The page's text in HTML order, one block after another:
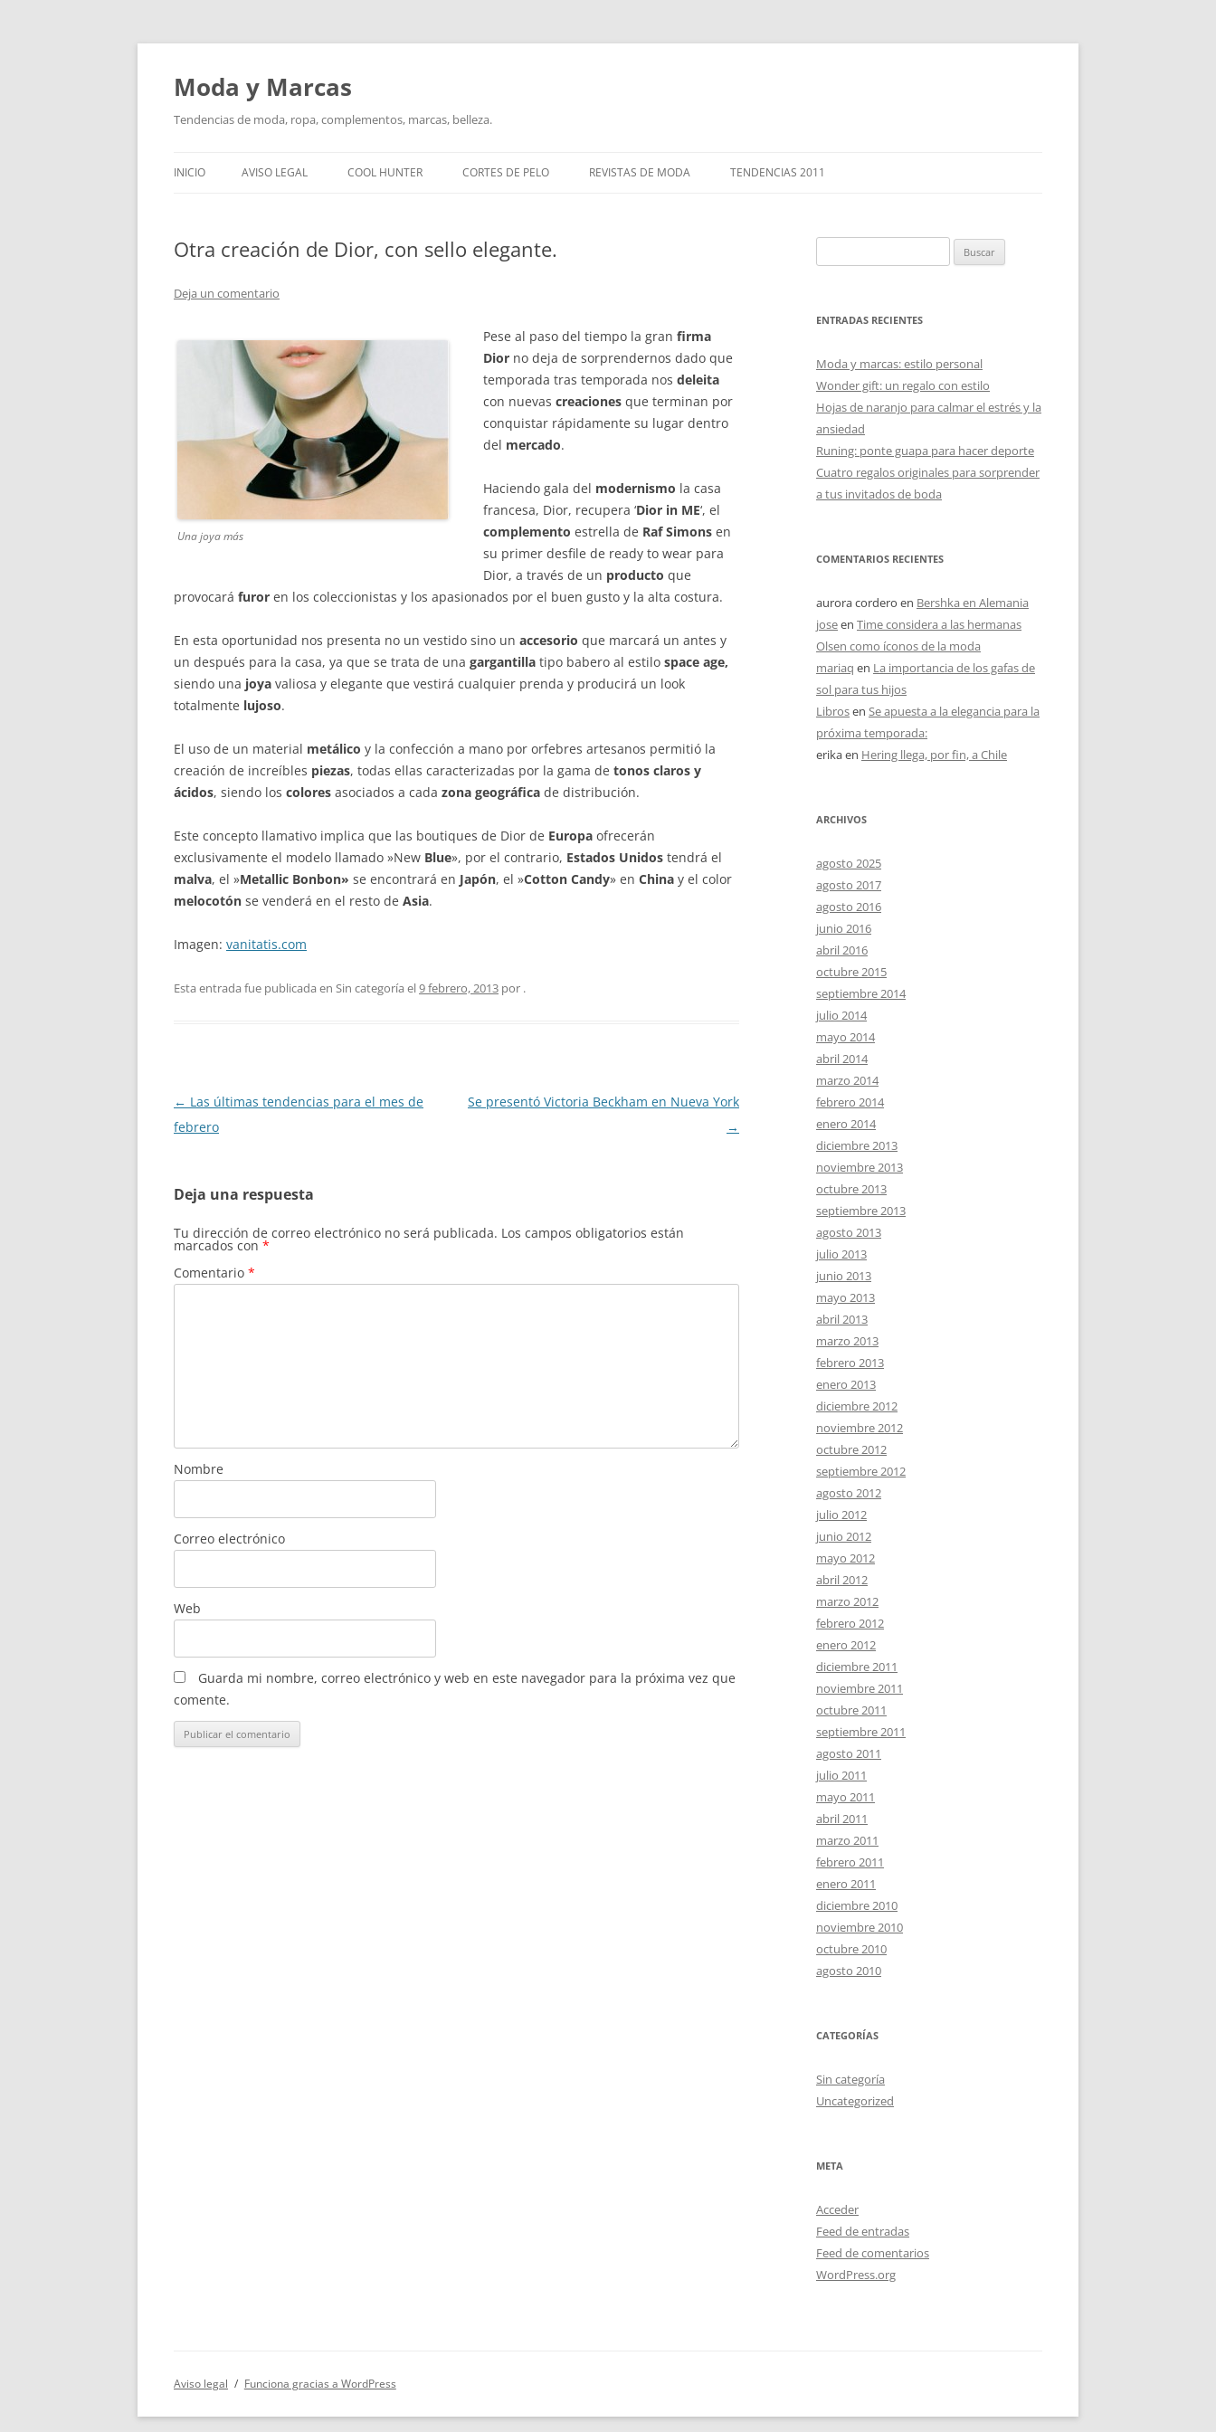
Saltar
contenido
Moda y Marcas
Tendencias de moda, ropa, complementos, marcas, belleza.
INICIO AVISO LEGAL COOL HUNTER CORTES DE PELO REVISTAS DE MODA TENDENCIAS 2011
Otra creación de Dior, con sello elegante.
Deja un comentario
Una joya más
Pese al paso del tiempo la gran firma
Dior no deja de sorprendernos dado que
temporada tras temporada nos deleita
con nuevas creaciones que terminan por
conquistar rápidamente su lugar dentro
del mercado.
Haciendo gala del modernismo la casa
francesa, Dior, recupera ‘Dior in ME‘, el
complemento estrella de Raf Simons en
su primer desfile de ready to wear para
Dior, a través de un producto que
provocará furor en los coleccionistas y los apasionados por el buen gusto y la alta costura.
En esta oportunidad nos presenta no un vestido sino un accesorio que marcará un antes y
un después para la casa, ya que se trata de una gargantilla tipo babero al estilo space age,
siendo una joya valiosa y elegante que vestirá cualquier prenda y producirá un look
totalmente lujoso.
El uso de un material metálico y la confección a mano por orfebres artesanos permitió la
creación de increíbles piezas, todas ellas caracterizadas por la gama de tonos claros y
ácidos, siendo los colores asociados a cada zona geográfica de distribución.
Este concepto llamativo implica que las boutiques de Dior de Europa ofrecerán
exclusivamente el modelo llamado »New Blue», por el contrario, Estados Unidos tendrá el
malva, el »Metallic Bonbon» se encontrará en Japón, el »Cotton Candy» en China y el color
melocotón se venderá en el resto de Asia.
Imagen: vanitatis.com
Esta entrada fue publicada en Sin categoría el9 febrero, 2013 por .
Navegación
de
← Las últimas tendencias para el mes de
febrero
Se presentó Victoria Beckham en Nueva York
→
Deja una respuesta
Tu dirección de correo electrónico no será publicada. Los campos obligatorios están
marcados con *
Comentario *
Nombre
Correo electrónico
Web
Guarda mi nombre, correo electrónico y web en este navegador para la próxima vez que
comente.
ENTRADAS RECIENTES
Moda y marcas: estilo personal
Wonder gift: un regalo con estilo
Hojas de naranjo para calmar el estrés y la
ansiedad
Runing: ponte guapa para hacer deporte
Cuatro regalos originales para sorprender
a tus invitados de boda
COMENTARIOS RECIENTES
aurora cordero en Bershka en Alemania
joseen Time considera a las hermanas
Olsen como íconos de la moda
mariaq en La importancia de los gafas de
sol para tus hijos
Librosen Se apuesta a la elegancia para la
próxima temporada:
erikaen Hering llega, por fin, a Chile
ARCHIVOS
agosto 2025
agosto 2017
agosto 2016
junio 2016
abril 2016
octubre 2015
septiembre 2014
julio 2014
mayo 2014
abril 2014
marzo 2014
febrero 2014
enero 2014
diciembre 2013
noviembre 2013
octubre 2013
septiembre 2013
agosto 2013
julio 2013
junio 2013
mayo 2013
abril 2013
marzo 2013
febrero 2013
enero 2013
diciembre 2012
noviembre 2012
octubre 2012
septiembre 2012
agosto 2012
julio 2012
junio 2012
mayo 2012
abril 2012
marzo 2012
febrero 2012
enero 2012
diciembre 2011
noviembre 2011
octubre 2011
septiembre 2011
agosto 2011
julio 2011
mayo 2011
abril 2011
marzo 2011
febrero 2011
enero 2011
diciembre 2010
noviembre 2010
octubre 2010
agosto 2010
CATEGORÍAS
Sin categoría
Uncategorized
META
Acceder
Feed de entradas
Feed de comentarios
WordPress.org
Aviso legal Funciona gracias a WordPress